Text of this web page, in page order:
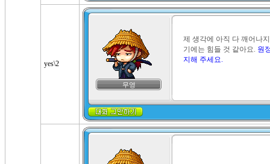
yes\2
무영
제 생각에 아직 다 깨어나
기에는 힘들 것 같아요. 원
지해 주세요.